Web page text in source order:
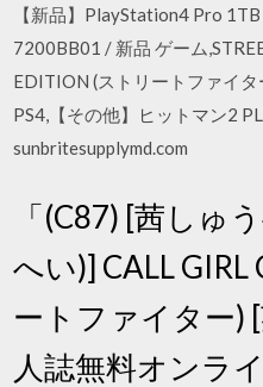
【新品】PlayStation4 Pro
7200BB01 / 新品 ゲーム
EDITION (ストリートファイ
PS4,【その他】ヒットマン2
sunbritesupplymd.com
「(C87) [茜しゅ
へい)] CALL GIRL
ートファイター)
人誌無料オンラ